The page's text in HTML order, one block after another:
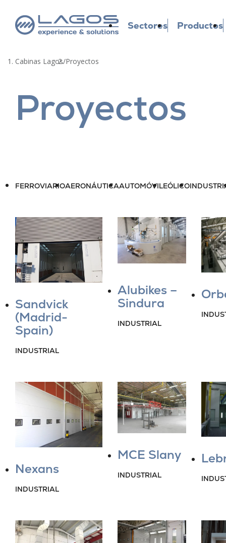
Sectores Productos
Cabinas Lagos/Proyectos
Proyectos
FERROVIARIOAERONÁUTICAAUTOMÓVILEÓLICO
Sandvick
(Madrid-
Spain)
INDUSTRIAL
Alubikes –
Sindura
INDUSTRIAL
Nexans
INDUSTRIAL
MCE Slany
INDUSTRIAL